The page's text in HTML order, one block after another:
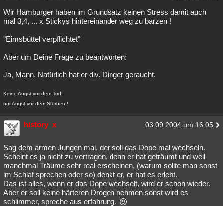
Wir Hamburger haben im Grundsatz keinen Stress damit auch
mal 3,4, ... x Stickys hintereinander weg zu barzen !
"Eimsbüttel verpflichtet"
Aber um Deine Frage zu beantworten:
Ja, Mann. Natürlich hat er div. Dinger geraucht.
Keine Angst vor dem Tod,
nur Angst vor dem Sterben !
history_x 03.09.2004 um 16:05
Sag dem armen Jungen mal, der soll das Dope mal wechseln.
Scheint es ja nicht zu vertragen, denn er hat geträumt und weil
manchmal Träume sehr real erscheinen, (warum sollte man sonst
im Schlaf sprechen oder so) denkt er, er hat es erlebt.
Das ist alles, wenn er das Dope wechselt, wird er schon wieder.
Aber er soll keine härteren Drogen nehmen sonst wird es
schlimmer, spreche aus erfahrung.